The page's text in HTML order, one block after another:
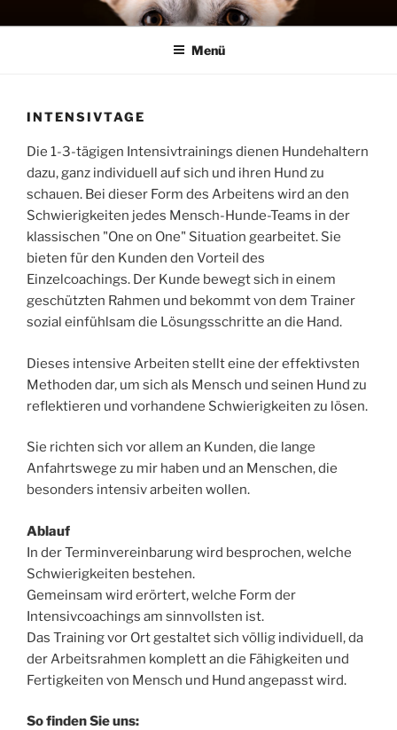
InhaltMENSCH HUND SYSTEME
Training, Seminare, Coaching – Michael Stephan
Menü
INTENSIVTAGE
Die 1-3-tägigen Intensivtrainings dienen Hundehaltern
dazu, ganz individuell auf sich und ihren Hund zu
schauen. Bei dieser Form des Arbeitens wird an den
Schwierigkeiten jedes Mensch-Hunde-Teams in der
klassischen "One on One" Situation gearbeitet. Sie
bieten für den Kunden den Vorteil des
Einzelcoachings. Der Kunde bewegt sich in einem
geschützten Rahmen und bekommt von dem Trainer
sozial einfühlsam die Lösungsschritte an die Hand.
Dieses intensive Arbeiten stellt eine der effektivsten
Methoden dar, um sich als Mensch und seinen Hund zu
reflektieren und vorhandene Schwierigkeiten zu lösen.
Sie richten sich vor allem an Kunden, die lange
Anfahrtswege zu mir haben und an Menschen, die
besonders intensiv arbeiten wollen.
Ablauf
In der Terminvereinbarung wird besprochen, welche
Schwierigkeiten bestehen.
Gemeinsam wird erörtert, welche Form der
Intensivcoachings am sinnvollsten ist.
Das Training vor Ort gestaltet sich völlig individuell, da
der Arbeitsrahmen komplett an die Fähigkeiten und
Fertigkeiten von Mensch und Hund angepasst wird.
So finden Sie uns: